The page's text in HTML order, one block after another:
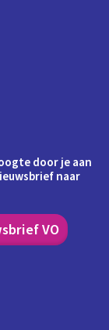
door je aan
naar
VO